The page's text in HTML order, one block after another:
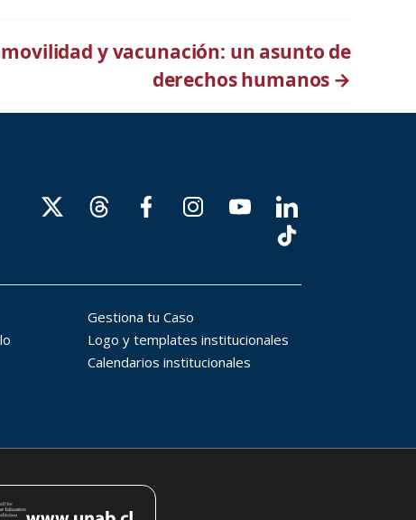
y vacunación: un asunto de
derechos humanos →